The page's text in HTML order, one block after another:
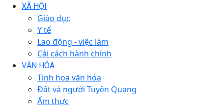
XÃ HỘI
Giáo dục
Y tế
Lao động - việc làm
Cải cách hành chính
VĂN HÓA
Tinh hoa văn hóa
Đất và người Tuyên Quang
Ẩm thực